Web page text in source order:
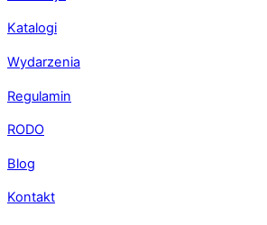
Katalogi
Wydarzenia
Regulamin
RODO
Blog
Kontakt